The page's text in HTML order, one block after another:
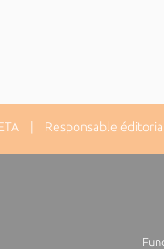
| Responsable éditorial